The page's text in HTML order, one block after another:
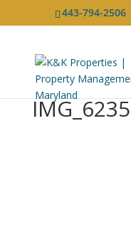
443-794-2506
IMG_6235